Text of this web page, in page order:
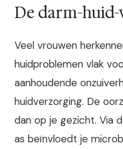
De darm-
Veel vrouwen
huidproblemen vlak
aanhoudende
huidverzorging. De
dan op je gezicht. Via
as beïnvloedt je